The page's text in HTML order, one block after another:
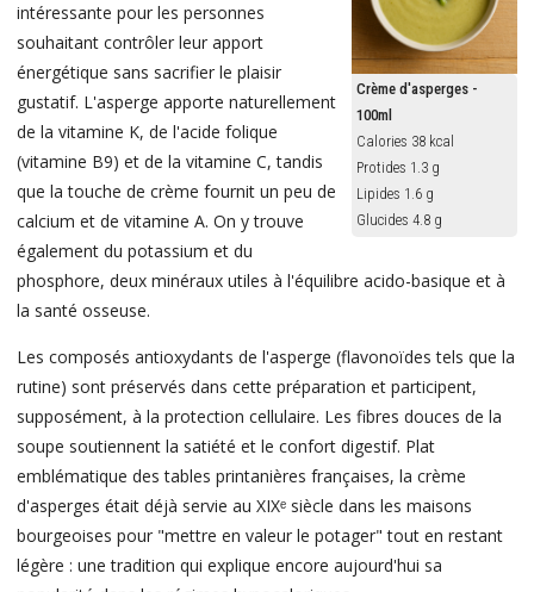
Crème d'asperges -
100ml
Calories 38 kcal
Protides 1.3 g
Lipides 1.6 g
Glucides 4.8 g
intéressante pour les personnes
souhaitant contrôler leur apport
énergétique sans sacrifier le plaisir
gustatif. L'asperge apporte naturellement
de la vitamine K, de l'acide folique
(vitamine B9) et de la vitamine C, tandis
que la touche de crème fournit un peu de
calcium et de vitamine A. On y trouve
également du potassium et du
phosphore, deux minéraux utiles à l'équilibre acido-basique et à
la santé osseuse.
Les composés antioxydants de l'asperge (flavonoïdes tels que la
rutine) sont préservés dans cette préparation et participent,
supposément, à la protection cellulaire. Les fibres douces de la
soupe soutiennent la satiété et le confort digestif. Plat
emblématique des tables printanières françaises, la crème
d'asperges était déjà servie au XIXᵉ siècle dans les maisons
bourgeoises pour "mettre en valeur le potager" tout en restant
légère : une tradition qui explique encore aujourd'hui sa